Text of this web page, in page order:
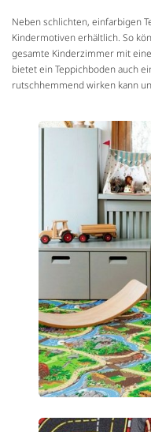
Neben schlichten, einfarbigen
Kindermotiven erhältlich. So
gesamte Kinderzimmer mit
bietet ein Teppichboden auch
rutschhemmend wirken kann